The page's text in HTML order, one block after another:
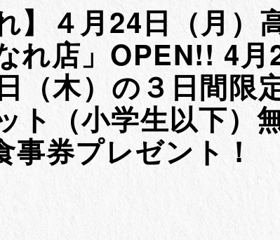
】４月24日（月）
れ店」OPEN!! 4月
（木）の３日間限
ト（小学生以下）
券プレゼント！